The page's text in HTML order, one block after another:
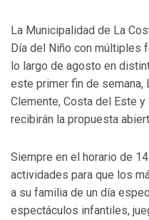
La Municipalidad de La
Día del Niño con múltiples
lo largo de agosto en
este primer fin de semana,
Clemente, Costa del Este
recibirán la propuesta
Siempre en el horario de
actividades para que los
a su familia de un día
espectáculos infantiles,